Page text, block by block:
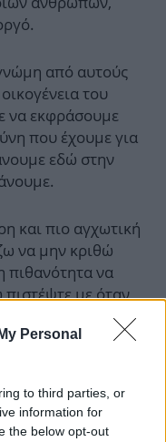
Personal
to third parties, or
information for
the below opt-out
από αυτούς
του
να εκφράσουμε
που έχουμε για
εδώ στην
και πιο αγχωτική
να μην κριθώ
πιθανότητα να
με όταν
μου - να βρω
στο σπίτι. Σας
υποστήριξη και